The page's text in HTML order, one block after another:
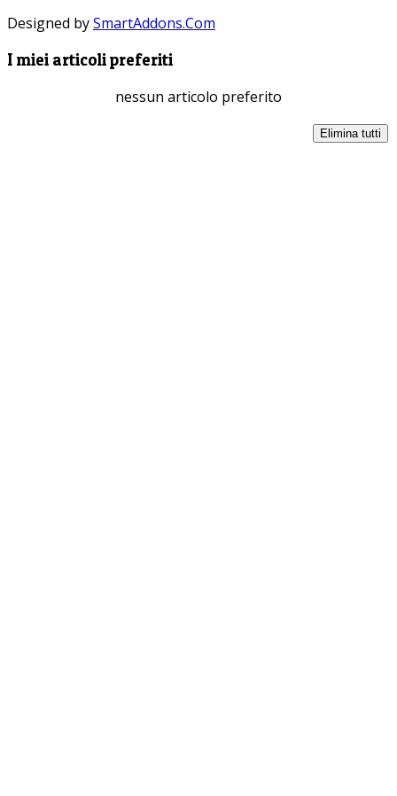
Designed bySmartAddons.Com
I miei articoli preferiti
nessun articolo preferito